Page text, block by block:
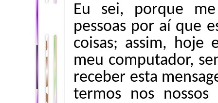
Eu sei, porque
pessoas por aí que
coisas; assim, hoje
meu computador,
receber esta
termos nos nossos